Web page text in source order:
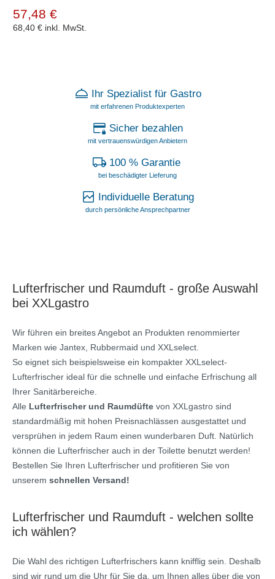
57,48 €
68,40 € inkl. MwSt.
Ihr Spezialist für Gastro
mit erfahrenen Produktexperten
Sicher bezahlen
mit vertrauenswürdigen Anbietern
100 % Garantie
bei beschädigter Lieferung
Individuelle Beratung
durch persönliche Ansprechpartner
Lufterfrischer und Raumduft - große Auswahl
bei XXLgastro
Wir führen ein breites Angebot an Produkten renommierter
Marken wie Jantex, Rubbermaid und XXLselect.
So eignet sich beispielsweise ein kompakter XXLselect-
Lufterfrischer ideal für die schnelle und einfache Erfrischung all
Ihrer Sanitärbereiche.
Alle Lufterfrischer und Raumdüfte von XXLgastro sind
standardmäßig mit hohen Preisnachlässen ausgestattet und
versprühen in jedem Raum einen wunderbaren Duft. Natürlich
können die Lufterfrischer auch in der Toilette benutzt werden!
Bestellen Sie Ihren Lufterfrischer und profitieren Sie von
unserem schnellen Versand!
Lufterfrischer und Raumduft - welchen sollte
ich wählen?
Die Wahl des richtigen Lufterfrischers kann knifflig sein. Deshalb
sind wir rund um die Uhr für Sie da, um Ihnen alles über die von